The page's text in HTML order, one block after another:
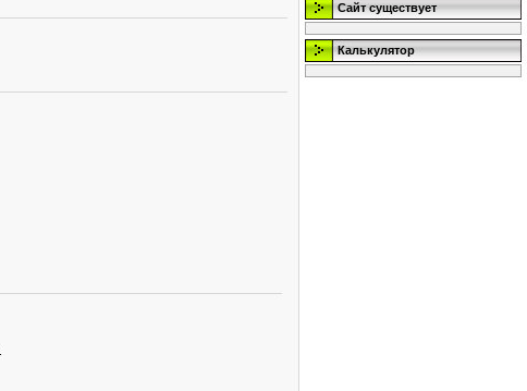
Сайт существует
Калькулятор